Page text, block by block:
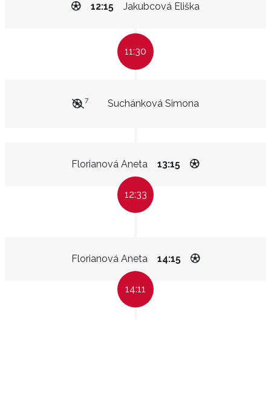
Jakubcová Eliška
12:15
11:30
Suchánková Simona
7
Florianová Aneta 13:15
12:33
Florianová Aneta 14:15
14:11